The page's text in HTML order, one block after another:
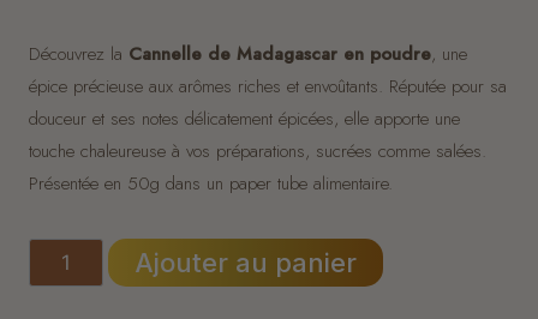
Découvrez la Cannelle de Madagascar en poudre, une
épice précieuse aux arômes riches et envoûtants. Réputée pour sa
douceur et ses notes délicatement épicées, elle apporte une
touche chaleureuse à vos préparations, sucrées comme salées.
Présentée en 50g dans un paper tube alimentaire.
quantité
de
Ajouter au panier